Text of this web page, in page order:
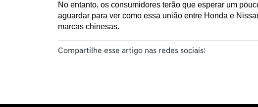
No entanto, os consumidores terão que esperar um
aguardar para ver como essa união entre Honda e
marcas chinesas.
Compartilhe esse artigo nas redes sociais: